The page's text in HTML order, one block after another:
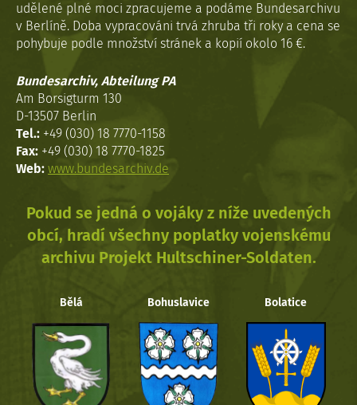
udělené plné moci zpracujeme a podáme Bundesarchivu
v Berlíně. Doba vypracováni trvá zhruba tři roky a cena se
pohybuje podle množství stránek a kopií okolo 16 €.
Bundesarchiv, Abteilung PA
Am Borsigturm 130
D-13507 Berlin
Tel.: +49 (030) 18 7770-1158
Fax: +49 (030) 18 7770-1825
Web: www.bundesarchiv.de
Pokud se jedná o vojáky z níže uvedených
obcí, hradí všechny poplatky vojenskému
archivu Projekt Hultschiner-Soldaten.
Bělá Bohuslavice Bolatice